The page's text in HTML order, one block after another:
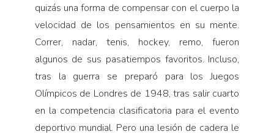
quizás una forma de compensar con el cuerpo la
velocidad de los pensamientos en su mente.
Correr, nadar, tenis, hockey, remo, fueron
algunos de sus pasatiempos favoritos. Incluso,
tras la guerra se preparó para los Juegos
Olímpicos de Londres de 1948, tras salir cuarto
en la competencia clasificatoria para el evento
deportivo mundial. Pero una lesión de cadera le